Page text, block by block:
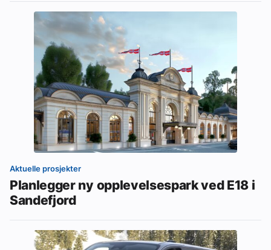
Aktuelle prosjekter
Planlegger ny opplevelsespark ved E18 i
Sandefjord